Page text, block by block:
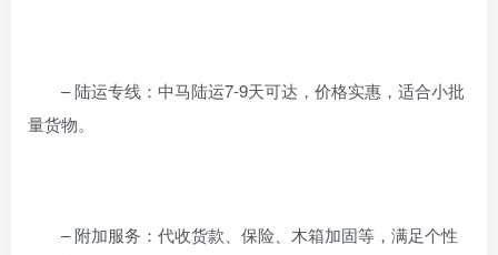
– 陆运专线：中马陆运7-9天可达，价格实惠，适合小批
量货物。
– 附加服务：代收货款、保险、木箱加固等，满足个性